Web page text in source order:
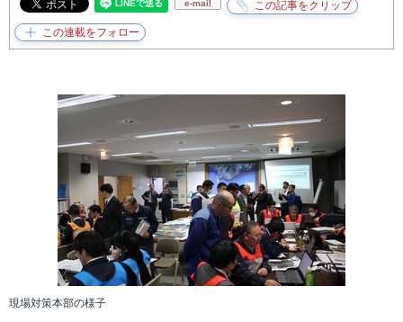
e-mail
現場対策本部の様子